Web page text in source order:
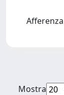
Afferenza
Mostra